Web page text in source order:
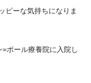
ピーな気持ちになりま
=ポール療養院に入院し